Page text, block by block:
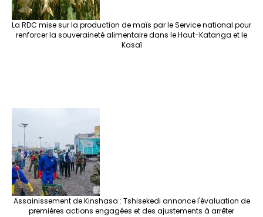
La RDC mise sur la production de maïs par le Service national pour
renforcer la souveraineté alimentaire dans le Haut-Katanga et le
Kasaï
Assainissement de Kinshasa : Tshisekedi annonce l'évaluation de
premières actions engagées et des ajustements à arrêter